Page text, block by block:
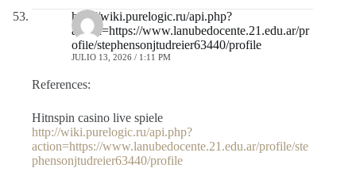
http://wiki.purelogic.ru/api.php?
action=https://www.lanubedocente.21.edu.ar/pr
ofile/stephensonjtudreier63440/profile
JULIO 13, 2026 / 1:11 PM
References:
Hitnspin casino live spiele
http://wiki.purelogic.ru/api.php?
action=https://www.lanubedocente.21.edu.ar/profile/ste
phensonjtudreier63440/profile